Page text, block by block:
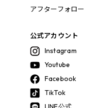
アフターフォロー
公式アカウント
Instagram
Youtube
Facebook
TikTok